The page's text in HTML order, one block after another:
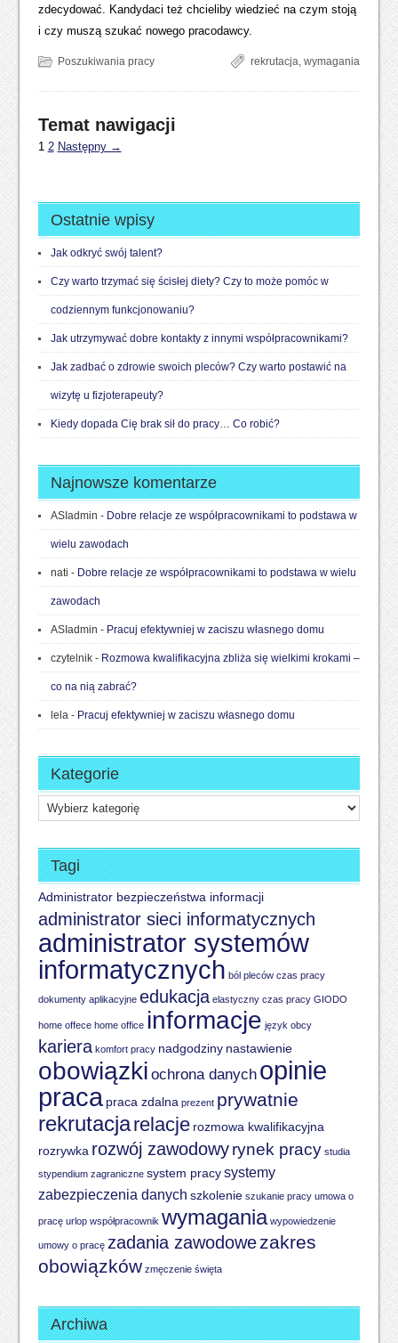
zdecydować. Kandydaci też chcieliby wiedzieć na czym stoją
i czy muszą szukać nowego pracodawcy.
Poszukiwania pracy rekrutacja,wymagania
Temat nawigacji
1 2 Następny →
Ostatnie wpisy
Jak odkryć swój talent?
Czy warto trzymać się ścisłej diety? Czy to może pomóc w
codziennym funkcjonowaniu?
Jak utrzymywać dobre kontakty z innymi współpracownikami?
Jak zadbać o zdrowie swoich pleców? Czy warto postawić na
wizytę u fizjoterapeuty?
Kiedy dopada Cię brak sił do pracy… Co robić?
Najnowsze komentarze
ASIadmin - Dobre relacje ze współpracownikami to podstawa w
wielu zawodach
nati - Dobre relacje ze współpracownikami to podstawa w wielu
zawodach
ASIadmin - Pracuj efektywniej w zaciszu własnego domu
czytelnik- Rozmowa kwalifikacyjna zbliża się wielkimi krokami –
co na nią zabrać?
lela- Pracuj efektywniej w zaciszu własnego domu
Kategorie
Kategorie
Tagi
Administrator bezpieczeństwa informacji
administrator sieci informatycznych
administrator systemów
informatycznych ból pleców czas pracy
dokumenty aplikacyjne edukacja elastyczny czas pracy GIODO
home offece home office informacje język obcy
kariera komfort pracy nadgodziny nastawienie
obowiązki ochrona danych opinie
praca praca zdalna prezent prywatnie
rekrutacjarelacje rozmowa kwalifikacyjna
rozrywka rozwój zawodowy rynek pracy studia
stypendium zagraniczne system pracy systemy
zabezpieczenia danych szkolenie szukanie pracy umowa o
pracę urlop współpracownik wymagania wypowiedzenie
umowy o pracę zadania zawodowe zakres
obowiązków zmęczenie święta
Archiwa